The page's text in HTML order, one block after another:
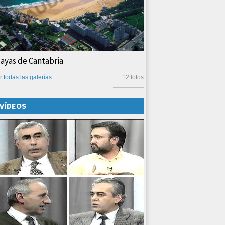
de Cantabria
12 fotos
todas las galerías
VÍDEOS